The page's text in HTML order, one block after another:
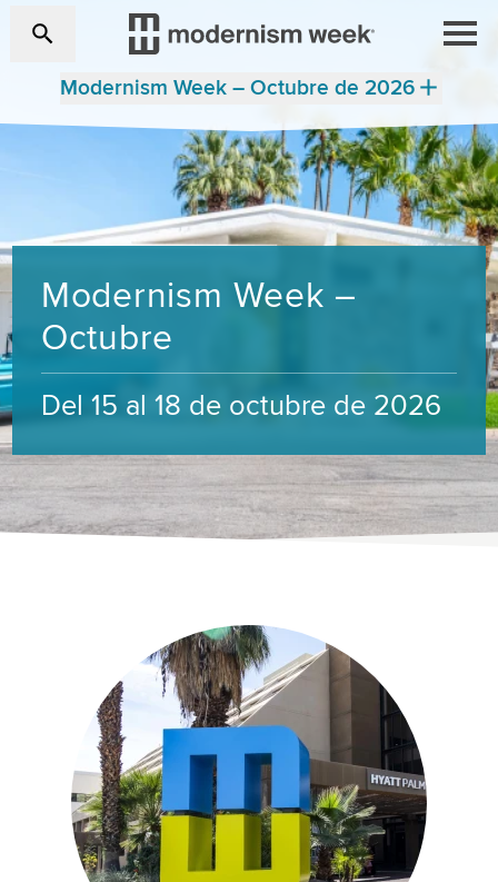
Modernism Week – Octubre de 2026
Modernism Week –
Octubre
Del 15 al 18 de octubre de 2026